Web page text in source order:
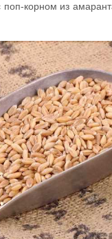
поп-корном из